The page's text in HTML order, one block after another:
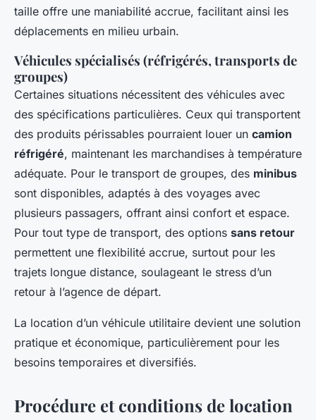
taille offre une maniabilité accrue, facilitant ainsi les
déplacements en milieu urbain.
Véhicules spécialisés (réfrigérés, transports de
groupes)
Certaines situations nécessitent des véhicules avec
des spécifications particulières. Ceux qui transportent
des produits périssables pourraient louer un camion
réfrigéré, maintenant les marchandises à température
adéquate. Pour le transport de groupes, des minibus
sont disponibles, adaptés à des voyages avec
plusieurs passagers, offrant ainsi confort et espace.
Pour tout type de transport, des options sans retour
permettent une flexibilité accrue, surtout pour les
trajets longue distance, soulageant le stress d’un
retour à l’agence de départ.
La location d’un véhicule utilitaire devient une solution
pratique et économique, particulièrement pour les
besoins temporaires et diversifiés.
Procédure et conditions de location